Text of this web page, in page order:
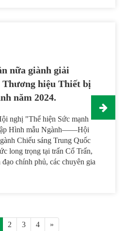
nữa giành giải
hiệu Thiết bị
năm 2024.
nghị "Thể hiện Sức mạnh
Hình mẫu Ngành——Hội
Chiếu sáng Trung Quốc
long trọng tại trấn Cổ Trấn,
chính phủ, các chuyên gia
2 3 4 »